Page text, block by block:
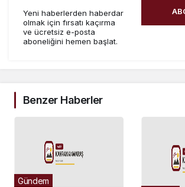
Yeni haberlerden haberdar
olmak için fırsatı kaçırma
ve ücretsiz e-posta
aboneliğini hemen başlat.
Benzer Haberler
Gündem